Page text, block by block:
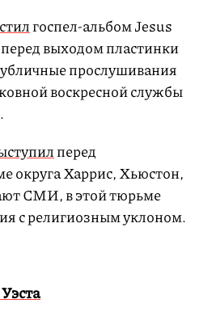
госпел-альбом Jesus
выходом пластинки
прослушивания
воскресной службы
перед
округа Харрис, Хьюстон,
СМИ, в этой тюрьме
с религиозным уклоном.